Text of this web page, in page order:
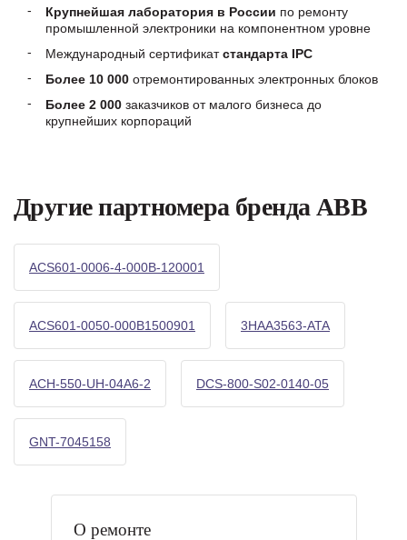
Крупнейшая лаборатория в России по ремонту
промышленной электроники на компонентном уровне
Международный сертификатстандарта IPC
Более 10 000 отремонтированных электронных блоков
Более 2 000 заказчиков от малого бизнеса до
крупнейших корпораций
Другие партномера бренда ABB
ACS601-0006-4-000B-120001
ACS601-0050-000B1500901 3HAA3563-ATA
ACH-550-UH-04A6-2 DCS-800-S02-0140-05
GNT-7045158
О ремонте